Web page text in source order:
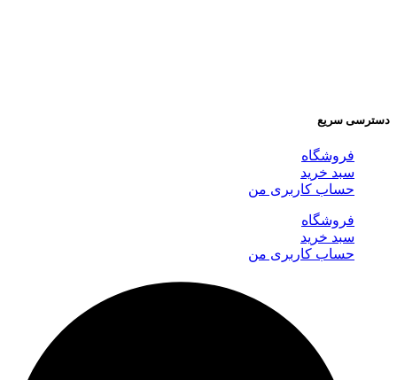
دسترسی سریع
فروشگاه
سبد خرید
حساب کاربری من
فروشگاه
سبد خرید
حساب کاربری من